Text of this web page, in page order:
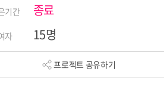
기간 종료
자 15명
프로젝트 공유하기